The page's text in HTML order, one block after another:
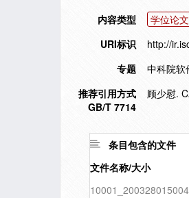
内容类型
学位论文
URI标识
http://
专题
中科院软
推荐引用方式
GB/T 7714
顾少慰.
条目包含的文件
文件名称/大小